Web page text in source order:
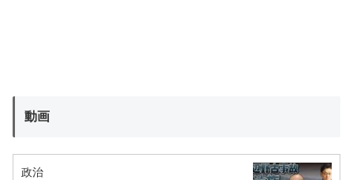
動画
政治